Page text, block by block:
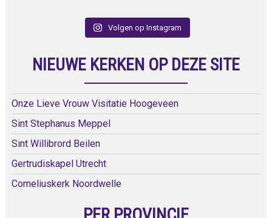
Volgen op Instagram
NIEUWE KERKEN OP DEZE SITE
Onze Lieve Vrouw Visitatie Hoogeveen
Sint Stephanus Meppel
Sint Willibrord Beilen
Gertrudiskapel Utrecht
Corneliuskerk Noordwelle